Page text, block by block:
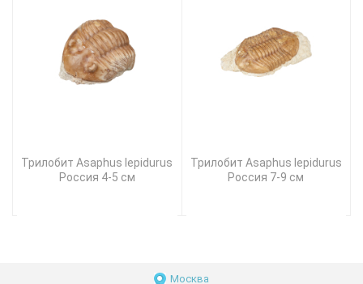
Трилобит Asaphus lepidurus
Россия 4-5 см
Трилобит Asaphus lepidurus
Россия 7-9 см
Москва